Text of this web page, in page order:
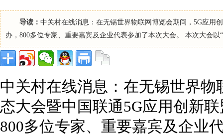
导读： 中关村在线消息：在无锡世界物联网博览会期间，5G应用
办，800多位专家、重要嘉宾及企业代表参加了本次大会。 本次大会
中关村在线消息：在无锡世界
态大会暨中国联通5G应用创新
800多位专家、重要嘉宾及企业